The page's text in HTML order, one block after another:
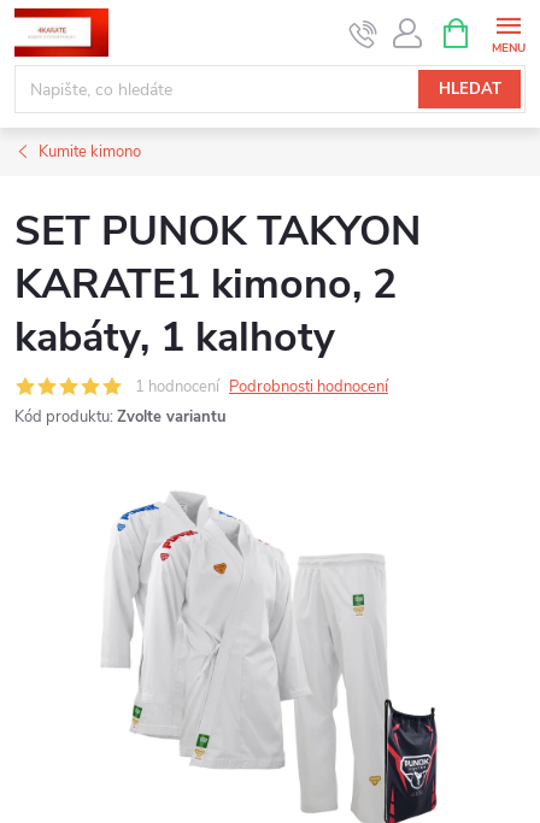
Přejít
na
obsah
HLEDAT
NÁKUPNÍ
KOŠÍK
Kumite kimono
SET PUNOK TAKYON
KARATE1 kimono, 2
kabáty, 1 kalhoty
1 hodnocení Podrobnosti hodnocení
Kód produktu: Zvolte variantu